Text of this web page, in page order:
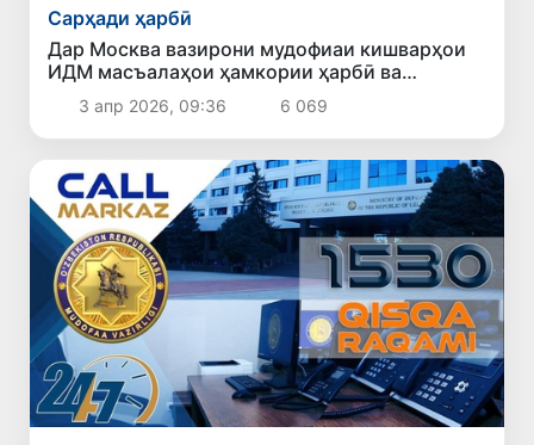
Сарҳади ҳарбӣ
Дар Москва вазирони мудофиаи кишварҳои
ИДМ масъалаҳои ҳамкории ҳарбӣ ва
амнияти минтақавиро баррасӣ карданд
3 апр 2026, 09:36 6 069